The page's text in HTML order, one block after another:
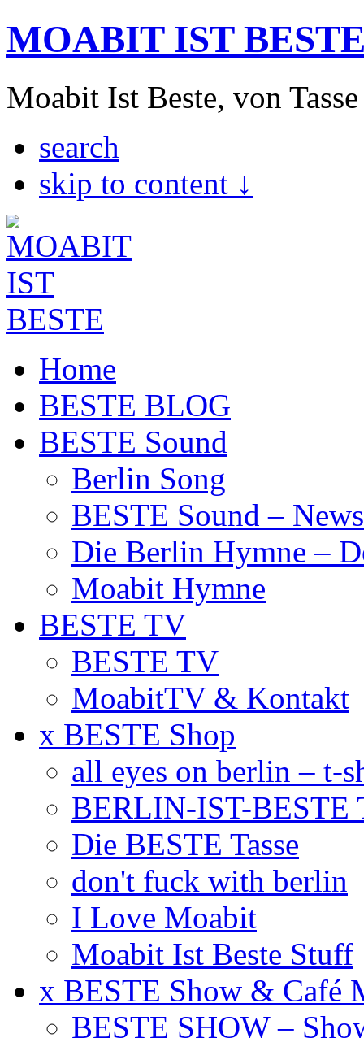
MOABIT IST
Moabit Ist Beste, von
search
skip to content ↓
Home
BESTE BLOG
BESTE Sound
Berlin Song
BESTE Sound –
Die Berlin Hymne –
Moabit Hymne
BESTE TV
BESTE TV
MoabitTV & Kontakt
x BESTE Shop
all eyes on berlin – t-
BERLIN-IST-BESTE
Die BESTE Tasse
don't fuck with berlin
I Love Moabit
Moabit Ist Beste Stuff
x BESTE Show & Café
BESTE SHOW –